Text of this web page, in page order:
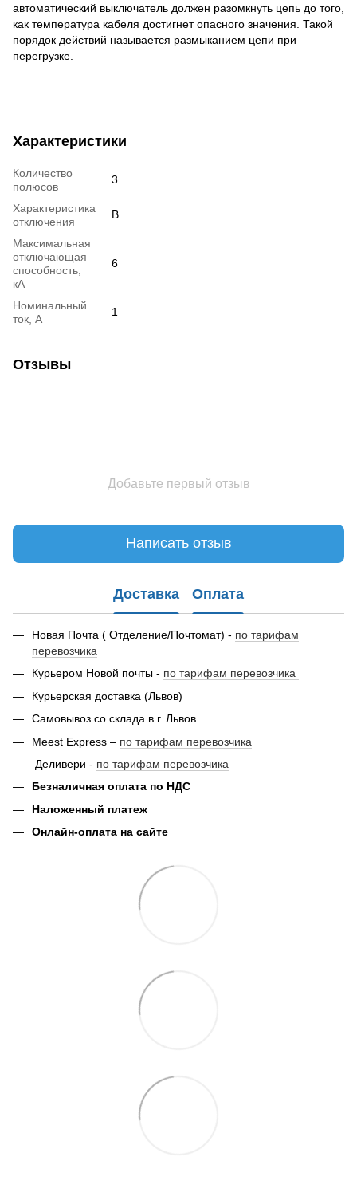
автоматический выключатель должен разомкнуть цепь до того,
как температура кабеля достигнет опасного значения. Такой
порядок действий называется размыканием цепи при
перегрузке.
Характеристики
Количество
полюсов
3
Характеристика
отключения
B
Максимальная
отключающая
способность,
кА
6
Номинальный
ток, А
1
Отзывы
Добавьте первый отзыв
Написать отзыв
Доставка Оплата
Новая Почта ( Отделение/Почтомат) - по тарифам
перевозчика
Курьером Новой почты - по тарифам перевозчика
Курьерская доставка (Львов)
Самовывоз со склада в г. Львов
Meest Express – по тарифам перевозчика
Деливери - по тарифам перевозчика
Безналичная оплата по НДС
Наложенный платеж
Онлайн-оплата на сайте